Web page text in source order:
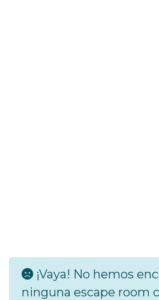
¡Vaya! No hemos
ninguna escape room